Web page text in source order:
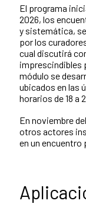
El programa
2026, los
y sistemática,
por los
cual discutirá
imprescindibles
módulo se
ubicados en las
horarios de 18 a
En noviembre
otros actores
en un encuentro